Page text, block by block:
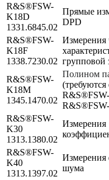
R&S®FSW-
K18D
1331.6845.02
Прямые
DPD
R&S®FSW-
K18F
1338.7230.02
Измерения
групповой
R&S®FSW-
K18M
1345.1470.02
Полином
R&S®FSW-
K30
1313.1380.02
Измерения
R&S®FSW-
K40
1313.1397.02
Измерения
шума